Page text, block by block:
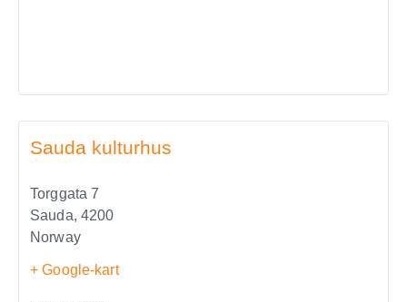
Sauda kulturhus
Torggata 7
Sauda, 4200
Norway
+ Google-kart